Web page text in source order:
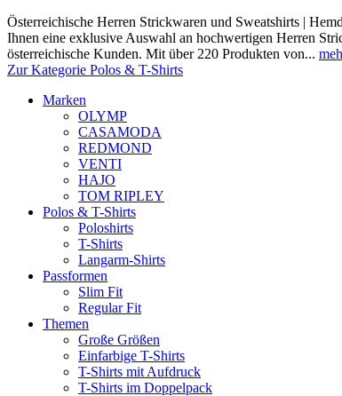
Österreichische Herren Strickwaren und Sweatshirts |
Ihnen eine exklusive Auswahl an hochwertigen Herren
österreichische Kunden. Mit über 220 Produkten von...
Zur Kategorie Polos & T-Shirts
Marken
OLYMP
CASAMODA
REDMOND
VENTI
HAJO
TOM RIPLEY
Polos & T-Shirts
Poloshirts
T-Shirts
Langarm-Shirts
Passformen
Slim Fit
Regular Fit
Themen
Große Größen
Einfarbige T-Shirts
T-Shirts mit Aufdruck
T-Shirts im Doppelpack